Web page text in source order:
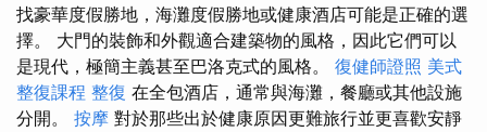
找豪華度假勝地，海灘度假勝地或健康酒店可能是正確的選
擇。 大門的裝飾和外觀適合建築物的風格，因此它們可以
是現代，極簡主義甚至巴洛克式的風格。 復健師證照 美式
整復課程 整復 在全包酒店，通常與海灘，餐廳或其他設施
分開。 按摩 對於那些出於健康原因更難旅行並更喜歡安靜